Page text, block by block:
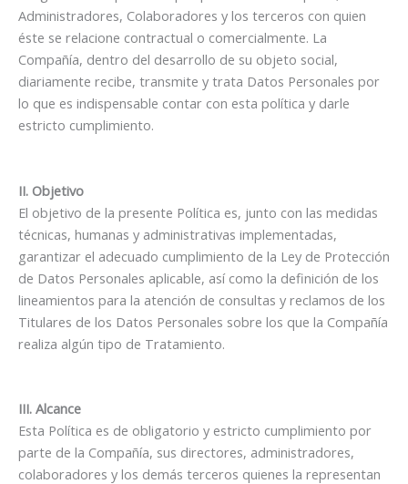
Administradores, Colaboradores y los terceros con quien
éste se relacione contractual o comercialmente. La
Compañía, dentro del desarrollo de su objeto social,
diariamente recibe, transmite y trata Datos Personales por
lo que es indispensable contar con esta política y darle
estricto cumplimiento.
II. Objetivo
El objetivo de la presente Política es, junto con las medidas
técnicas, humanas y administrativas implementadas,
garantizar el adecuado cumplimiento de la Ley de Protección
de Datos Personales aplicable, así como la definición de los
lineamientos para la atención de consultas y reclamos de los
Titulares de los Datos Personales sobre los que la Compañía
realiza algún tipo de Tratamiento.
III. Alcance
Esta Política es de obligatorio y estricto cumplimiento por
parte de la Compañía, sus directores, administradores,
colaboradores y los demás terceros quienes la representan